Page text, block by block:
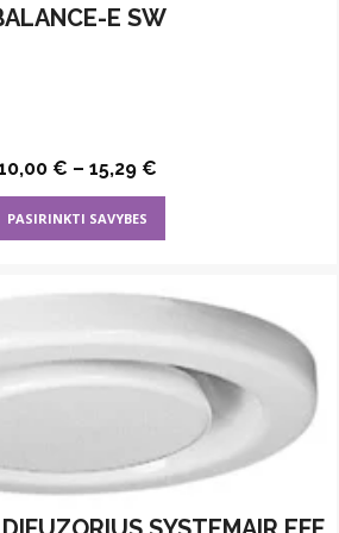
E SW
€ –15,29 €
PASIRINKTI SAVYBES
product
multiple
options
be
chosen